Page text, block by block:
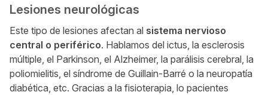
Lesiones neurológicas
Este tipo de lesiones afectan al sistema nervioso
central o periférico. Hablamos del ictus, la esclerosis
múltiple, el Parkinson, el Alzheimer, la parálisis cerebral, la
poliomielitis, el síndrome de Guillain-Barré o la neuropatía
diabética, etc. Gracias a la fisioterapia, lo pacientes